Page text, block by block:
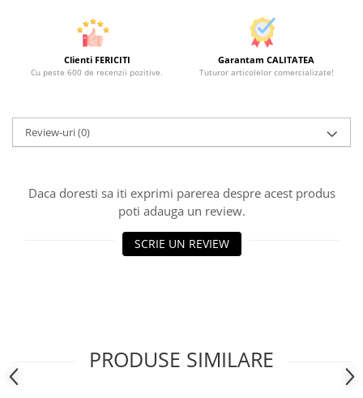
Clienti FERICITI
Cu peste 600 de recenzii pozitive.
Garantam CALITATEA
Tuturor articolelor comercializate!
Review-uri(0)
Daca doresti sa iti exprimi parerea despre acest produs
poti adauga un review.
SCRIE UN REVIEW
PRODUSE SIMILARE